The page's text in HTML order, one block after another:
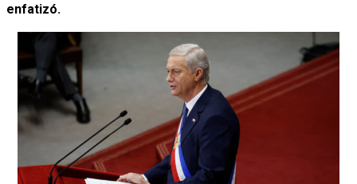
enfatizó.